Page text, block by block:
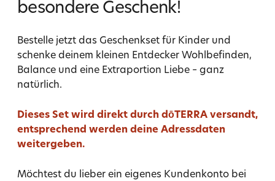
besondere Geschenk!
Bestelle jetzt das Geschenkset für Kinder und
schenke deinem kleinen Entdecker Wohlbefinden,
Balance und eine Extraportion Liebe – ganz
natürlich.
Dieses Set wird direkt durch dōTERRA versandt,
entsprechend werden deine Adressdaten
weitergeben.
Möchtest du lieber ein eigenes Kundenkonto bei